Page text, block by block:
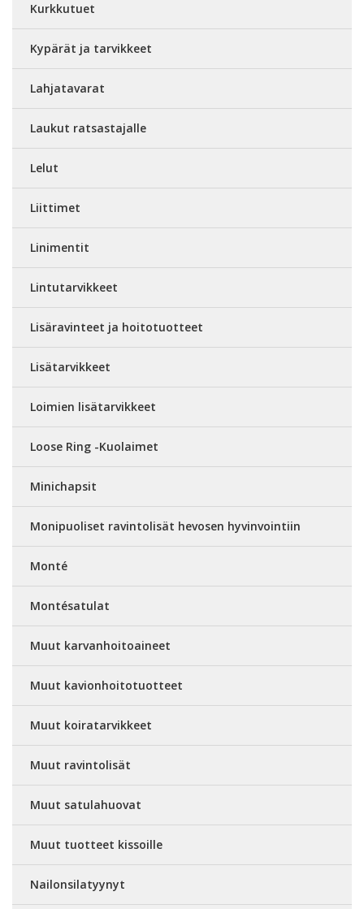
Kurkkutuet
Kypärät ja tarvikkeet
Lahjatavarat
Laukut ratsastajalle
Lelut
Liittimet
Linimentit
Lintutarvikkeet
Lisäravinteet ja hoitotuotteet
Lisätarvikkeet
Loimien lisätarvikkeet
Loose Ring -Kuolaimet
Minichapsit
Monipuoliset ravintolisät hevosen hyvinvointiin
Monté
Montésatulat
Muut karvanhoitoaineet
Muut kavionhoitotuotteet
Muut koiratarvikkeet
Muut ravintolisät
Muut satulahuovat
Muut tuotteet kissoille
Nailonsilatyynyt